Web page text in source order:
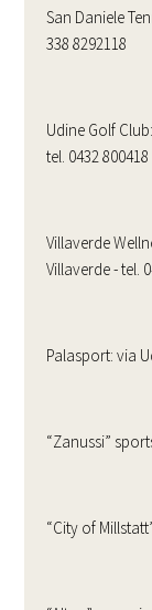
San Daniele
338 8292118
Udine Golf
tel. 0432 800418
Villaverde
Villaverde - tel.
Palasport: via
“Zanussi”
“City of